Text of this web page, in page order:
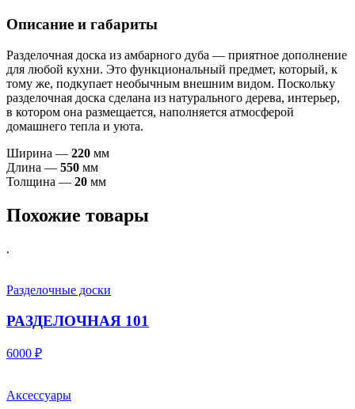
Описание и габариты
Разделочная доска из амбарного дуба — приятное дополнение
для любой кухни. Это функциональный предмет, который, к
тому же, подкупает необычным внешним видом. Поскольку
разделочная доска сделана из натурального дерева, интерьер,
в котором она размещается, наполняется атмосферой
домашнего тепла и уюта.
Ширина — 220 мм
Длина — 550 мм
Толщина — 20 мм
Похожие товары
.
Разделочные доски
РАЗДЕЛОЧНАЯ 101
6000 ₽
Аксессуары